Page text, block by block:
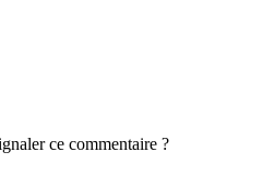
ce commentaire ?